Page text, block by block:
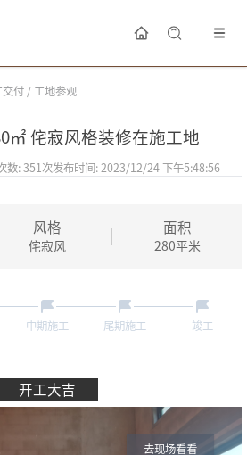
交付 / 工地参观
㎡ 侘寂风格装修在施工地
数: 351 次发布时间:2023/12/24 下午5:48:56
风格
侘寂风
面积
280平米
中期施工 尾期施工 竣工
开工大吉
去现场看看